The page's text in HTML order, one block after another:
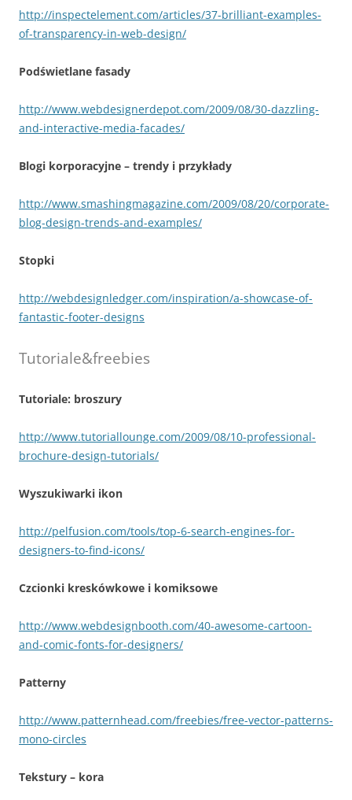
http://inspectelement.com/articles/37-brilliant-examples-
of-transparency-in-web-design/
Podświetlane fasady
http://www.webdesignerdepot.com/2009/08/30-dazzling-
and-interactive-media-facades/
Blogi korporacyjne – trendy i przykłady
http://www.smashingmagazine.com/2009/08/20/corporate-
blog-design-trends-and-examples/
Stopki
http://webdesignledger.com/inspiration/a-showcase-of-
fantastic-footer-designs
Tutoriale&freebies
Tutoriale: broszury
http://www.tutoriallounge.com/2009/08/10-professional-
brochure-design-tutorials/
Wyszukiwarki ikon
http://pelfusion.com/tools/top-6-search-engines-for-
designers-to-find-icons/
Czcionki kreskówkowe i komiksowe
http://www.webdesignbooth.com/40-awesome-cartoon-
and-comic-fonts-for-designers/
Patterny
http://www.patternhead.com/freebies/free-vector-patterns-
mono-circles
Tekstury – kora